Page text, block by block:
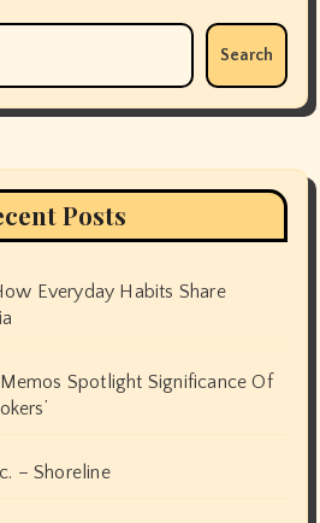
Search
Posts
Everyday Habits Share
Spotlight Significance Of
– Shoreline